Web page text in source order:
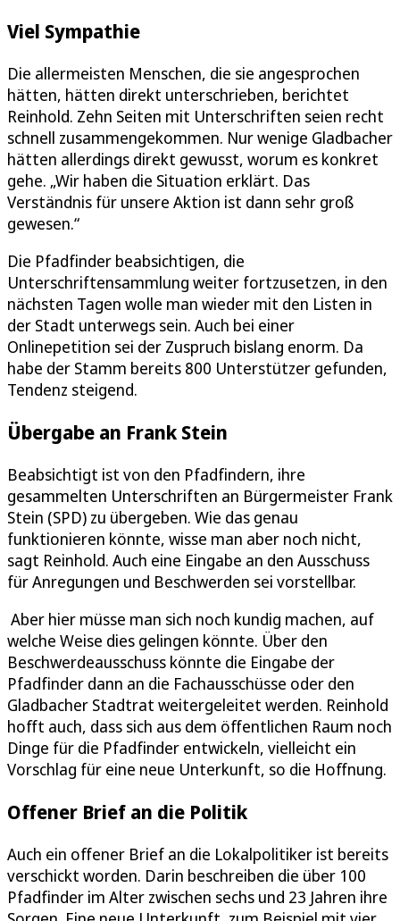
Viel Sympathie
Die allermeisten Menschen, die sie angesprochen
hätten, hätten direkt unterschrieben, berichtet
Reinhold. Zehn Seiten mit Unterschriften seien recht
schnell zusammengekommen. Nur wenige Gladbacher
hätten allerdings direkt gewusst, worum es konkret
gehe. „Wir haben die Situation erklärt. Das
Verständnis für unsere Aktion ist dann sehr groß
gewesen.“
Die Pfadfinder beabsichtigen, die
Unterschriftensammlung weiter fortzusetzen, in den
nächsten Tagen wolle man wieder mit den Listen in
der Stadt unterwegs sein. Auch bei einer
Onlinepetition sei der Zuspruch bislang enorm. Da
habe der Stamm bereits 800 Unterstützer gefunden,
Tendenz steigend.
Übergabe an Frank Stein
Beabsichtigt ist von den Pfadfindern, ihre
gesammelten Unterschriften an Bürgermeister Frank
Stein (SPD) zu übergeben. Wie das genau
funktionieren könnte, wisse man aber noch nicht,
sagt Reinhold. Auch eine Eingabe an den Ausschuss
für Anregungen und Beschwerden sei vorstellbar.
Aber hier müsse man sich noch kundig machen, auf
welche Weise dies gelingen könnte. Über den
Beschwerdeausschuss könnte die Eingabe der
Pfadfinder dann an die Fachausschüsse oder den
Gladbacher Stadtrat weitergeleitet werden. Reinhold
hofft auch, dass sich aus dem öffentlichen Raum noch
Dinge für die Pfadfinder entwickeln, vielleicht ein
Vorschlag für eine neue Unterkunft, so die Hoffnung.
Offener Brief an die Politik
Auch ein offener Brief an die Lokalpolitiker ist bereits
verschickt worden. Darin beschreiben die über 100
Pfadfinder im Alter zwischen sechs und 23 Jahren ihre